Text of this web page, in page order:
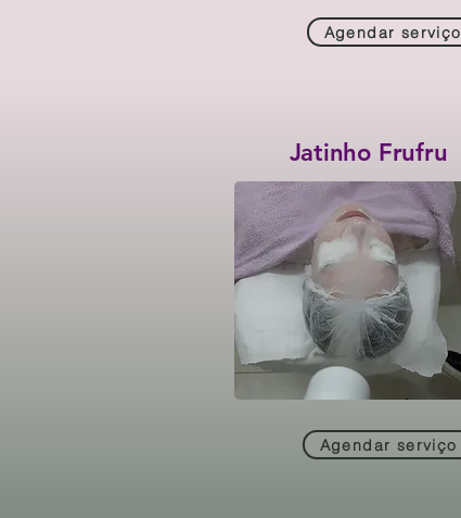
Agendar serviço
Jatinho Frufru
Agendar serviço